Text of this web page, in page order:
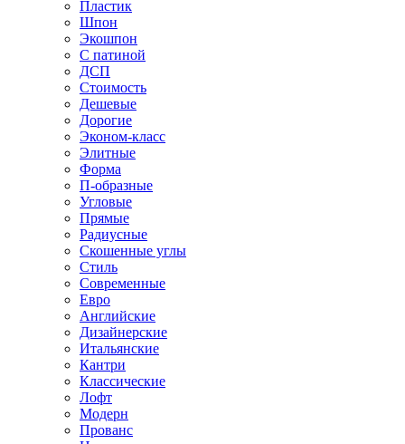
Пластик
Шпон
Экошпон
С патиной
ДСП
Стоимость
Дешевые
Дорогие
Эконом-класс
Элитные
Форма
П-образные
Угловые
Прямые
Радиусные
Скошенные углы
Стиль
Современные
Евро
Английские
Дизайнерские
Итальянские
Кантри
Классические
Лофт
Модерн
Прованс